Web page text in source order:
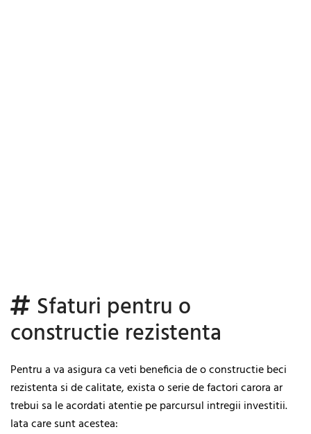
Sfaturi pentru o
constructie rezistenta
Pentru a va asigura ca veti beneficia de o constructie beci
rezistenta si de calitate, exista o serie de factori carora ar
trebui sa le acordati atentie pe parcursul intregii investitii.
Iata care sunt acestea: